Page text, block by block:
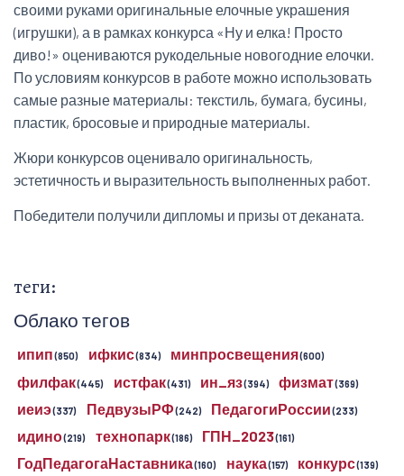
своими руками оригинальные елочные украшения
(игрушки), а в рамках конкурса «Ну и елка! Просто
диво!» оцениваются рукодельные новогодние елочки.
По условиям конкурсов в работе можно использовать
самые разные материалы: текстиль, бумага, бусины,
пластик, бросовые и природные материалы.
Жюри конкурсов оценивало оригинальность,
эстетичность и выразительность выполненных работ.
Победители получили дипломы и призы от деканата.
теги:
Облако тегов
ипип(850) ифкис(834) минпросвещения(600)
филфак(445) истфак(431) ин_яз(394) физмат(369)
иеиэ(337) ПедвузыРФ(242) ПедагогиРоссии(233)
идино(219) технопарк(186) ГПН_2023(161)
ГодПедагогаНаставника(160) наука(157) конкурс(139)